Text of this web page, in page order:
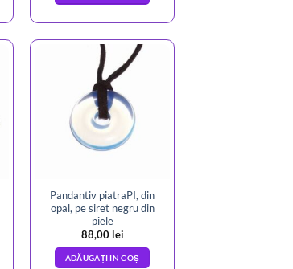
Pandantiv piatraPI, din
opal, pe siret negru din
piele
88,00 lei
ADĂUGAȚI ÎN COȘ